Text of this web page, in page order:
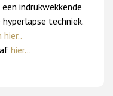
indrukwekkende
techniek.
hier…